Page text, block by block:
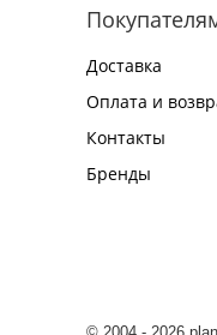
Доставка
Оплата и
Контакты
Бренды